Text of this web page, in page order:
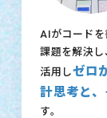
AIがコード
課題を解決
活用しゼロ
計思考と
す。